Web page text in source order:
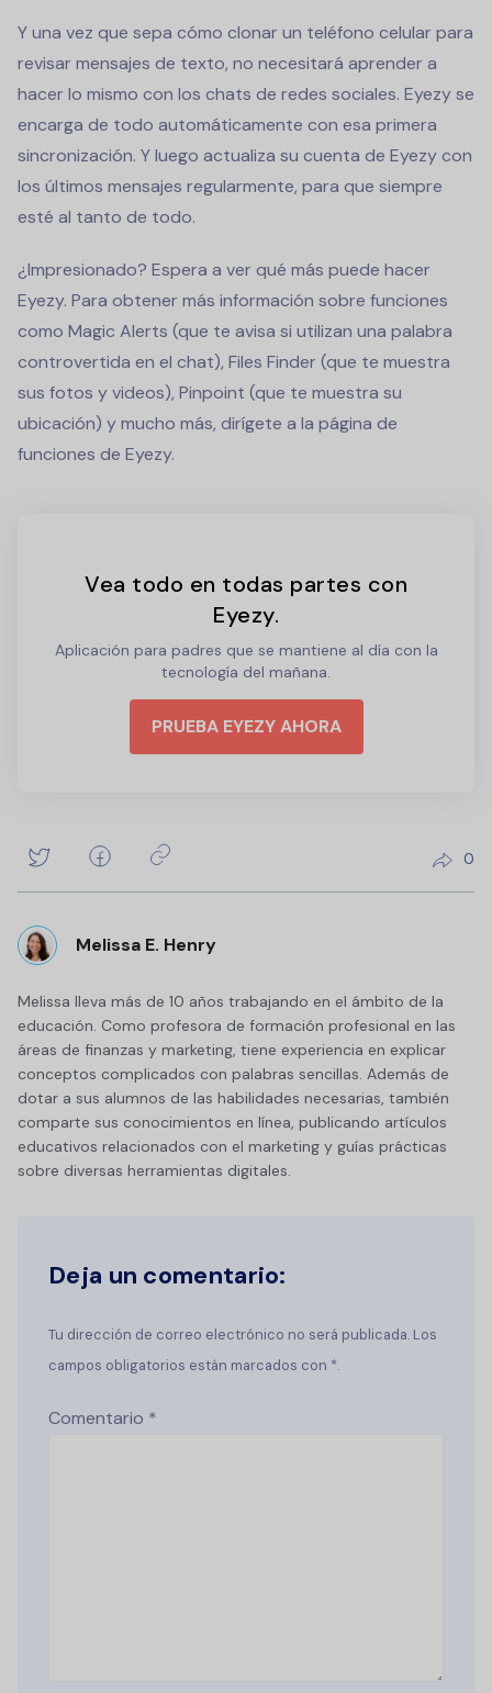
Y una vez que sepa cómo clonar un teléfono celular para
revisar mensajes de texto, no necesitará aprender a
hacer lo mismo con los chats de redes sociales. Eyezy se
encarga de todo automáticamente con esa primera
sincronización. Y luego actualiza su cuenta de Eyezy con
los últimos mensajes regularmente, para que siempre
esté al tanto de todo.
¿Impresionado? Espera a ver qué más puede hacer
Eyezy. Para obtener más información sobre funciones
como Magic Alerts (que te avisa si utilizan una palabra
controvertida en el chat), Files Finder (que te muestra
sus fotos y videos), Pinpoint (que te muestra su
ubicación) y mucho más, dirígete a la página de
funciones de Eyezy.
Vea todo en todas partes con
Eyezy.
Aplicación para padres que se mantiene al día con la
tecnología del mañana.
PRUEBA EYEZY AHORA
0
Melissa E. Henry
Melissa lleva más de 10 años trabajando en el ámbito de la
educación. Como profesora de formación profesional en las
áreas de finanzas y marketing, tiene experiencia en explicar
conceptos complicados con palabras sencillas. Además de
dotar a sus alumnos de las habilidades necesarias, también
comparte sus conocimientos en línea, publicando artículos
educativos relacionados con el marketing y guías prácticas
sobre diversas herramientas digitales.
Deja un comentario:
Tu dirección de correo electrónico no será publicada. Los
campos obligatorios están marcados con *.
Comentario *